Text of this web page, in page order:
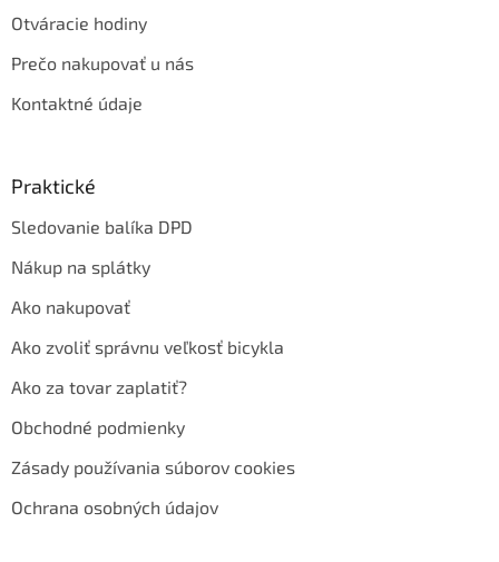
Otváracie hodiny
Prečo nakupovať u nás
Kontaktné údaje
Praktické
Sledovanie balíka DPD
Nákup na splátky
Ako nakupovať
Ako zvoliť správnu veľkosť bicykla
Ako za tovar zaplatiť?
Obchodné podmienky
Zásady používania súborov cookies
Ochrana osobných údajov